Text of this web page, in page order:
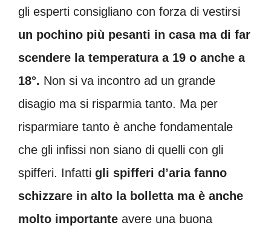
gli esperti consigliano con forza di vestirsi
un pochino più pesanti in casa ma di far
scendere la temperatura a 19 o anche a
18°. Non si va incontro ad un grande
disagio ma si risparmia tanto. Ma per
risparmiare tanto è anche fondamentale
che gli infissi non siano di quelli con gli
spifferi. Infatti gli spifferi d’aria fanno
schizzare in alto la bolletta ma è anche
molto importante avere una buona